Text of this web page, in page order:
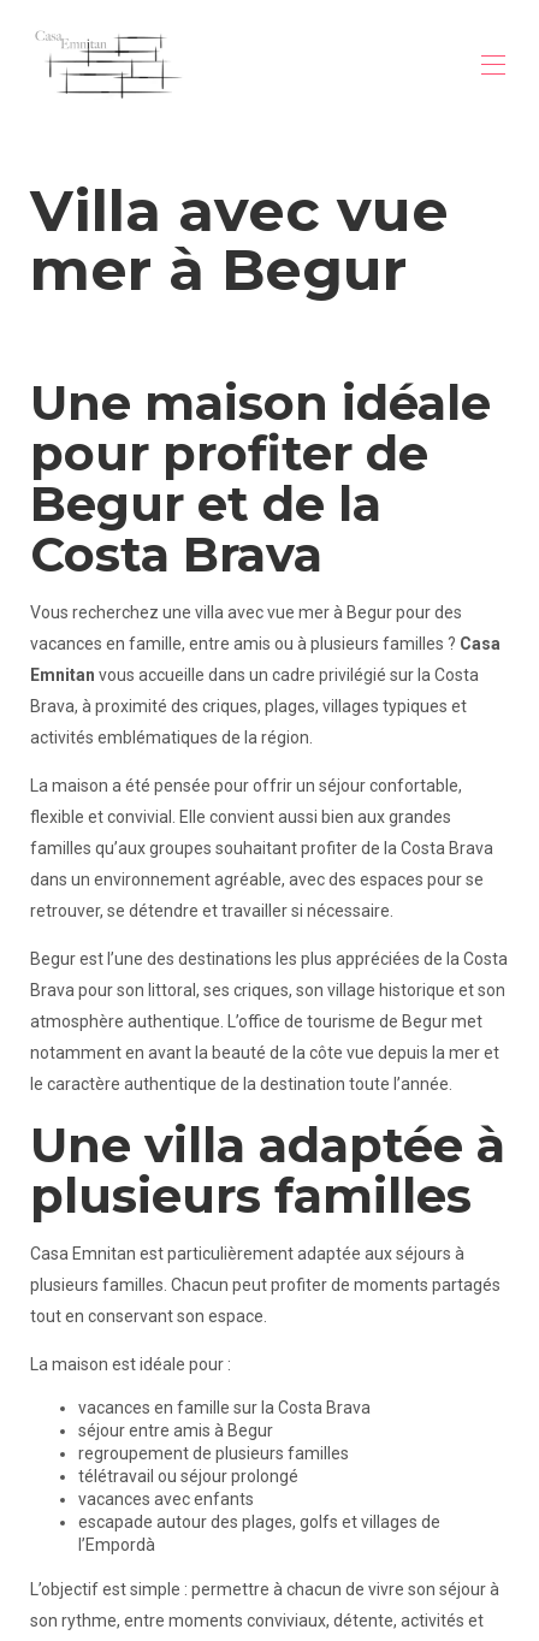
Gallery
Begur
Rates
villa-vue-mer-begur
villa-vue-mer-begur (1)
villa-vue-mer-begur (2)
Villa avec vue
mer à Begur
Une maison idéale
pour profiter de
Begur et de la
Costa Brava
Vous recherchez une villa avec vue mer à Begur pour des
vacances en famille, entre amis ou à plusieurs familles ? Casa
Emnitan vous accueille dans un cadre privilégié sur la Costa
Brava, à proximité des criques, plages, villages typiques et
activités emblématiques de la région.
La maison a été pensée pour offrir un séjour confortable,
flexible et convivial. Elle convient aussi bien aux grandes
familles qu’aux groupes souhaitant profiter de la Costa Brava
dans un environnement agréable, avec des espaces pour se
retrouver, se détendre et travailler si nécessaire.
Begur est l’une des destinations les plus appréciées de la Costa
Brava pour son littoral, ses criques, son village historique et son
atmosphère authentique. L’office de tourisme de Begur met
notamment en avant la beauté de la côte vue depuis la mer et
le caractère authentique de la destination toute l’année.
Une villa adaptée à
plusieurs familles
Casa Emnitan est particulièrement adaptée aux séjours à
plusieurs familles. Chacun peut profiter de moments partagés
tout en conservant son espace.
La maison est idéale pour :
vacances en famille sur la Costa Brava
séjour entre amis à Begur
regroupement de plusieurs familles
télétravail ou séjour prolongé
vacances avec enfants
escapade autour des plages, golfs et villages de
l’Empordà
L’objectif est simple : permettre à chacun de vivre son séjour à
son rythme, entre moments conviviaux, détente, activités et